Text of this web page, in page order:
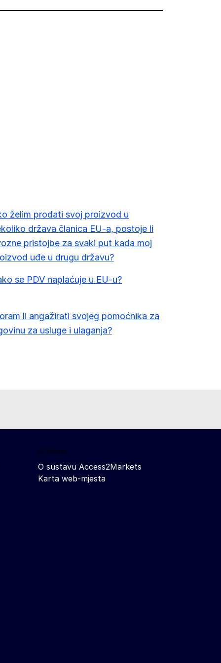
želim prodati svoj proizvod u
država članica EU-a, postoje li
pristojbe za svaki put kada moj
uđe u drugu državu?
se PDV naplaćuje u EU-u?
li angažirati svojeg pomoćnika za
za usluge i ulaganja?
O nama
O sustavu Access2Markets
Karta web-mjesta